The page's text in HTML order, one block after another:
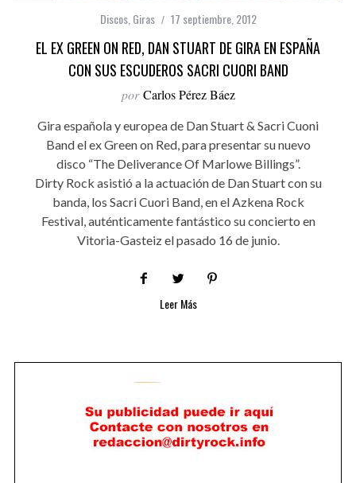
Discos, Giras 17 septiembre, 2012
EL EX GREEN ON RED, DAN STUART DE GIRA EN ESPAÑA
CON SUS ESCUDEROS SACRI CUORI BAND
por Carlos Pérez Báez
Gira española y europea de Dan Stuart & Sacri Cuoni
Band el ex Green on Red, para presentar su nuevo
disco “The Deliverance Of Marlowe Billings”.
Dirty Rock asistió a la actuación de Dan Stuart con su
banda, los Sacri Cuori Band, en el Azkena Rock
Festival, auténticamente fantástico su concierto en
Vitoria-Gasteiz el pasado 16 de junio.
Leer Más